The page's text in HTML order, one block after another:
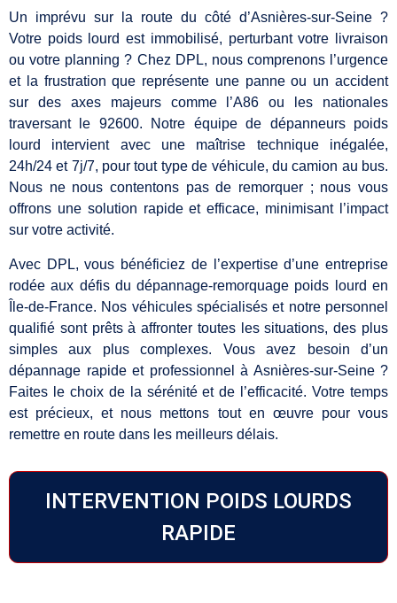
Un imprévu sur la route du côté d’Asnières-sur-Seine ?
Votre poids lourd est immobilisé, perturbant votre livraison
ou votre planning ? Chez DPL, nous comprenons l’urgence
et la frustration que représente une panne ou un accident
sur des axes majeurs comme l’A86 ou les nationales
traversant le 92600. Notre équipe de dépanneurs poids
lourd intervient avec une maîtrise technique inégalée,
24h/24 et 7j/7, pour tout type de véhicule, du camion au bus.
Nous ne nous contentons pas de remorquer ; nous vous
offrons une solution rapide et efficace, minimisant l’impact
sur votre activité.
Avec DPL, vous bénéficiez de l’expertise d’une entreprise
rodée aux défis du dépannage-remorquage poids lourd en
Île-de-France. Nos véhicules spécialisés et notre personnel
qualifié sont prêts à affronter toutes les situations, des plus
simples aux plus complexes. Vous avez besoin d’un
dépannage rapide et professionnel à Asnières-sur-Seine ?
Faites le choix de la sérénité et de l’efficacité. Votre temps
est précieux, et nous mettons tout en œuvre pour vous
remettre en route dans les meilleurs délais.
INTERVENTION POIDS LOURDS
RAPIDE